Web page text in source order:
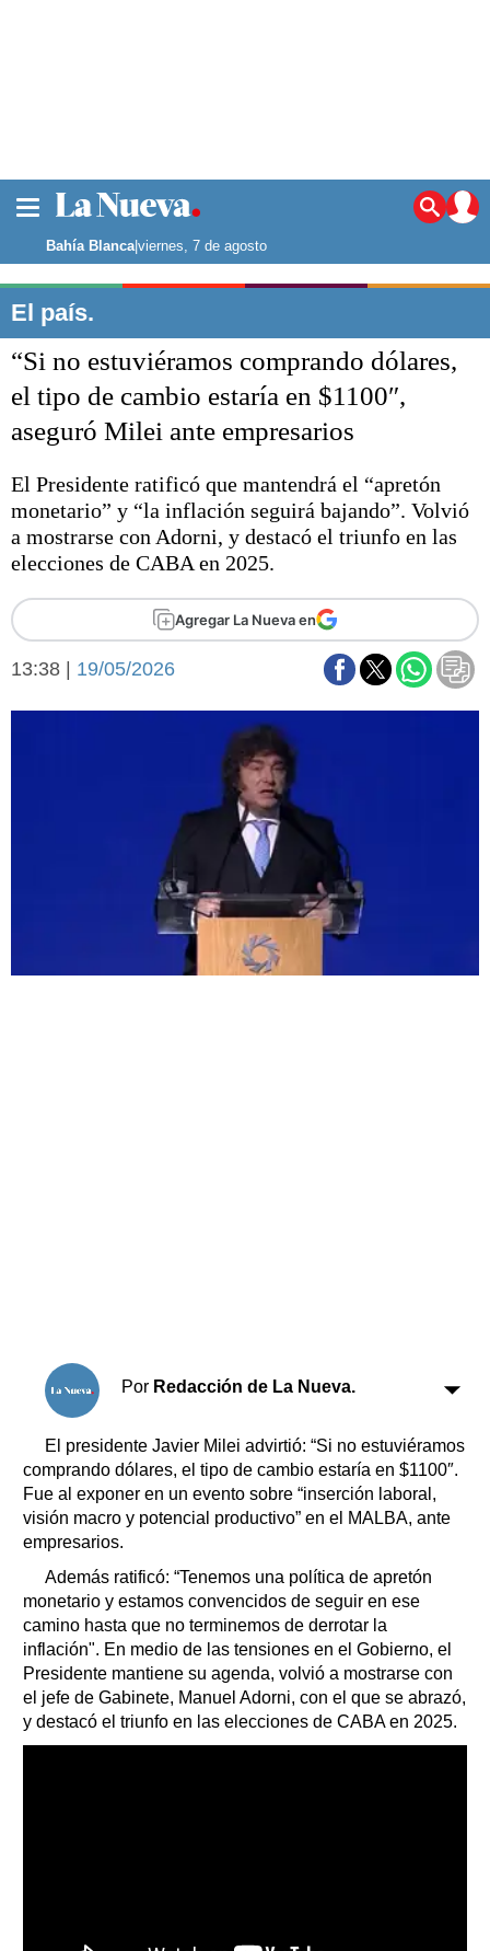
Noticias
La ciudad
Punta Alta
El mundo
Seguridad
Deportes
Escenario Olímpico
Básquetbol
Fútbol
Federal A
Arte y cultura
Cines
Economía y campo
Economía y finanzas
Con el campo
Espacio empresas
Sociedad
Tecnología
Turismo
Salud
Es viral
Bahía Blanca|viernes, 7 de agosto
El país.
“Si no estuviéramos comprando dólares,
el tipo de cambio estaría en $1100″,
aseguró Milei ante empresarios
El Presidente ratificó que mantendrá el “apretón
monetario” y “la inflación seguirá bajando”. Volvió
a mostrarse con Adorni, y destacó el triunfo en las
elecciones de CABA en 2025.
Agregar La Nueva en
13:38 | 19/05/2026
Por Redacción de La Nueva.
El presidente Javier Milei advirtió: “Si no estuviéramos
comprando dólares, el tipo de cambio estaría en $1100″.
Fue al exponer en un evento sobre “inserción laboral,
visión macro y potencial productivo” en el MALBA, ante
empresarios.
Además ratificó: “Tenemos una política de apretón
monetario y estamos convencidos de seguir en ese
camino hasta que no terminemos de derrotar la
inflación". En medio de las tensiones en el Gobierno, el
Presidente mantiene su agenda, volvió a mostrarse con
el jefe de Gabinete, Manuel Adorni, con el que se abrazó,
y destacó el triunfo en las elecciones de CABA en 2025.